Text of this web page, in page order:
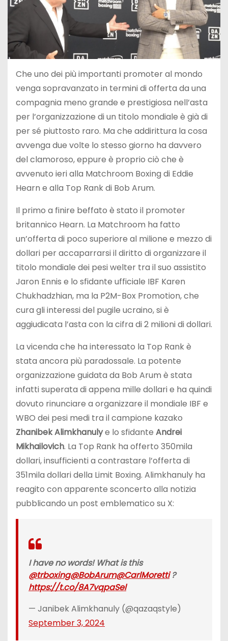
Che uno dei più importanti promoter al mondo
venga sopravanzato in termini di offerta da una
compagnia meno grande e prestigiosa nell’asta
per l’organizzazione di un titolo mondiale è già di
per sé piuttosto raro. Ma che addirittura la cosa
avvenga due volte lo stesso giorno ha davvero
del clamoroso, eppure è proprio ciò che è
avvenuto ieri alla Matchroom Boxing di Eddie
Hearn e alla Top Rank di Bob Arum.
Il primo a finire beffato è stato il promoter
britannico Hearn. La Matchroom ha fatto
un’offerta di poco superiore al milione e mezzo di
dollari per accaparrarsi il diritto di organizzare il
titolo mondiale dei pesi welter tra il suo assistito
Jaron Ennis e lo sfidante ufficiale IBF Karen
Chukhadzhian, ma la P2M-Box Promotion, che
cura gli interessi del pugile ucraino, si è
aggiudicata l’asta con la cifra di 2 milioni di dollari.
La vicenda che ha interessato la Top Rank è
stata ancora più paradossale. La potente
organizzazione guidata da Bob Arum è stata
infatti superata di appena mille dollari e ha quindi
dovuto rinunciare a organizzare il mondiale IBF e
WBO dei pesi medi tra il campione kazako
Zhanibek Alimkhanulye lo sfidante Andrei
Mikhailovich. La Top Rank ha offerto 350mila
dollari, insufficienti a contrastare l’offerta di
351mila dollari della Limit Boxing. Alimkhanuly ha
reagito con apparente sconcerto alla notizia
pubblicando un post emblematico su X:
I have no words! What is this
@trboxing@BobArum@CarlMoretti?
https://t.co/8A7vqpaSel
— Janibek Alimkhanuly (@qazaqstyle)
September 3, 2024